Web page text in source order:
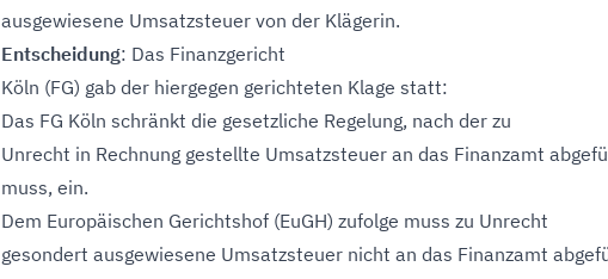
ausgewiesene Umsatzsteuer von der Klägerin.
Entscheidung: Das Finanzgericht
Köln (FG) gab der hiergegen gerichteten Klage statt:
Das FG Köln schränkt die gesetzliche Regelung, nach der zu
Unrecht in Rechnung gestellte Umsatzsteuer an das Finanzamt
muss, ein.
Dem Europäischen Gerichtshof (EuGH) zufolge muss zu Unrecht
gesondert ausgewiesene Umsatzsteuer nicht an das Finanzamt